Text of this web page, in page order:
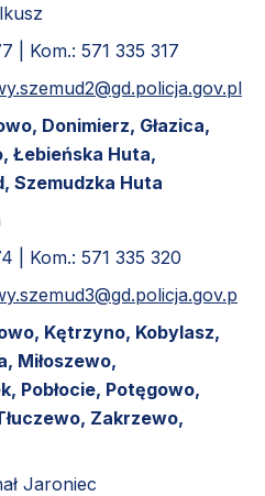
| Kom.: 571 335 317
Donimierz, Głazica,
Łebieńska Huta,
Szemudzka Huta
| Kom.: 571 335 320
Kętrzyno, Kobylasz,
Miłoszewo,
Pobłocie, Potęgowo,
Zakrzewo,
Jaroniec